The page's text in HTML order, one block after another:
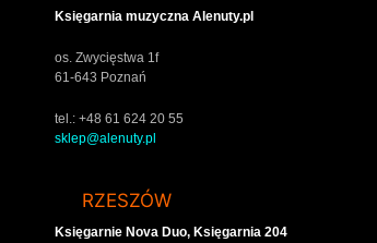
Księgarnia muzyczna Alenuty.pl
os. Zwycięstwa 1f
61-643 Poznań
tel.: +48 61 624 20 55
sklep@alenuty.pl
RZESZÓW
Księgarnie Nova Duo, Księgarnia 204